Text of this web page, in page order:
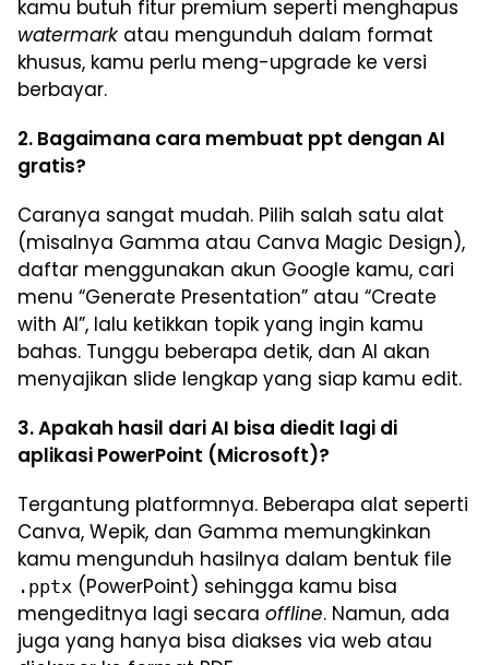
kamu butuh fitur premium seperti menghapus
watermark atau mengunduh dalam format
khusus, kamu perlu meng-upgrade ke versi
berbayar.
2. Bagaimana cara membuat ppt dengan AI
gratis?
Caranya sangat mudah. Pilih salah satu alat
(misalnya Gamma atau Canva Magic Design),
daftar menggunakan akun Google kamu, cari
menu “Generate Presentation” atau “Create
with AI”, lalu ketikkan topik yang ingin kamu
bahas. Tunggu beberapa detik, dan AI akan
menyajikan slide lengkap yang siap kamu edit.
3. Apakah hasil dari AI bisa diedit lagi di
aplikasi PowerPoint (Microsoft)?
Tergantung platformnya. Beberapa alat seperti
Canva, Wepik, dan Gamma memungkinkan
kamu mengunduh hasilnya dalam bentuk file
.pptx (PowerPoint) sehingga kamu bisa
mengeditnya lagi secara offline. Namun, ada
juga yang hanya bisa diakses via web atau